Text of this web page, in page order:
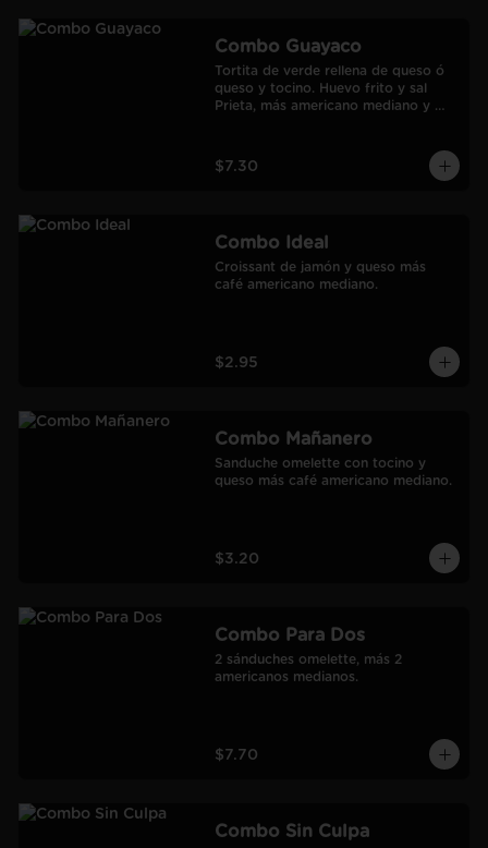
Combo Guayaco
Tortita de verde rellena de queso ó
queso y tocino. Huevo frito y sal
Prieta, más americano mediano y
$7.30
Combo Ideal
Croissant de jamón y queso más
café americano mediano.
$2.95
Combo Mañanero
Sanduche omelette con tocino y
queso más café americano mediano.
$3.20
Combo Para Dos
2 sánduches omelette, más 2
americanos medianos.
$7.70
Combo Sin Culpa